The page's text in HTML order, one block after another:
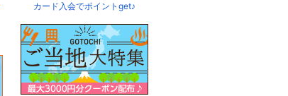
カード入会でポイントget♪